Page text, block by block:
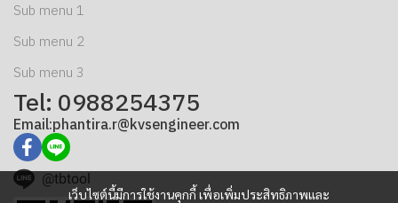
เว็บไซต์นี้มีการใช้งานคุกกี้ เพื่อเพิ่มประสิทธิภาพและ
Sub menu 1
Sub menu 2
Sub menu 3
Tel: 0988254375
Email:phantira.r@kvsengineer.com
@tbtool